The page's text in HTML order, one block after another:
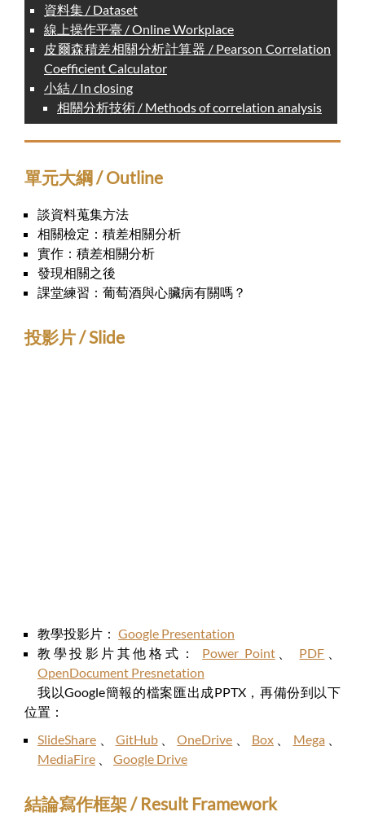
資料集 / Dataset
線上操作平臺 / Online Workplace
皮爾森積差相關分析計算器 / Pearson Correlation
Coefficient Calculator
小結 / In closing
相關分析技術 / Methods of correlation analysis
單元大綱 / Outline
談資料蒐集方法
相關檢定：積差相關分析
實作：積差相關分析
發現相關之後
課堂練習：葡萄酒與心臟病有關嗎？
投影片 / Slide
教學投影片： Google Presentation
教學投影片其他格式： Power Point、 PDF
OpenDocument Presnetation
我以Google簡報的檔案匯出成PPTX，再備份到以下
位置：
SlideShare
GitHub、OneDrive Box、 Mega、
MediaFire
Google Drive
結論寫作框架 / Result Framework